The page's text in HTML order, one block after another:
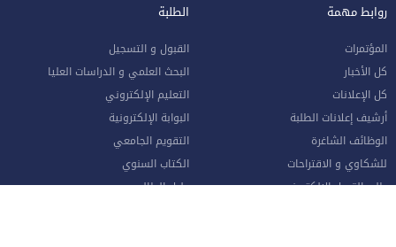
روابط مهمة
المؤتمرات
كل الأخبار
كل الإعلانات
أرشيف إعلانات الطلبة
الوظائف الشاغرة
للشكاوي و الاقتراحات
طلب القبول الإلكتروني
الطلبة
القبول و التسجيل
البحث العلمي و الدراسات العليا
التعليم الإلكتروني
البوابة الإلكترونية
التقويم الجامعي
الكتاب السنوي
دليل الطالب